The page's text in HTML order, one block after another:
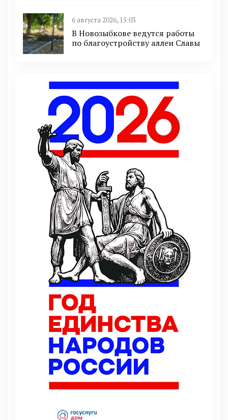
6 августа 2026, 15:03
В Новозыбкове ведутся работы
по благоустройству аллеи Славы